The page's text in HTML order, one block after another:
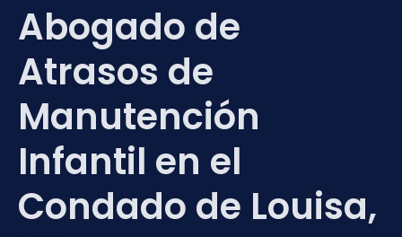
Abogado de
Atrasos de
Manutención
Infantil en el
Condado de Louisa,